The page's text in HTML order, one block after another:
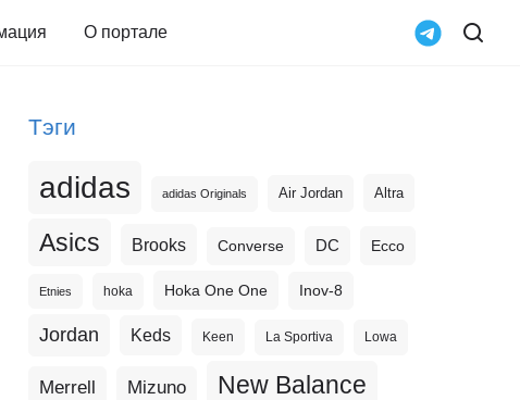
О портале
Тэги
adidas adidas Originals Air Jordan Altra
Asics Brooks Converse DC Ecco
Etnies hoka Hoka One One Inov-8
Jordan Keds Keen La Sportiva Lowa
Merrell Mizuno New Balance